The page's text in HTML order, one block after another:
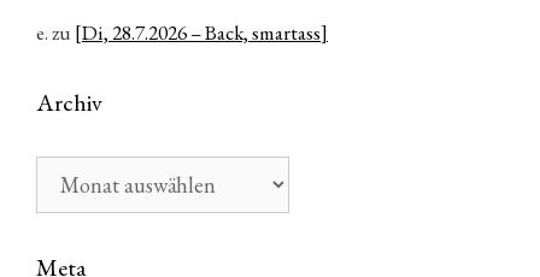
e.zu [Di, 28.7.2026 – Back, smartass]
Archiv
Meta